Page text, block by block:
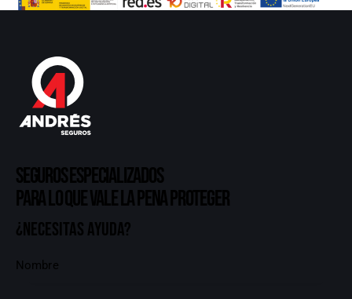
Seguros especializados
para lo que vale la pena proteger
¿Necesitas ayuda?